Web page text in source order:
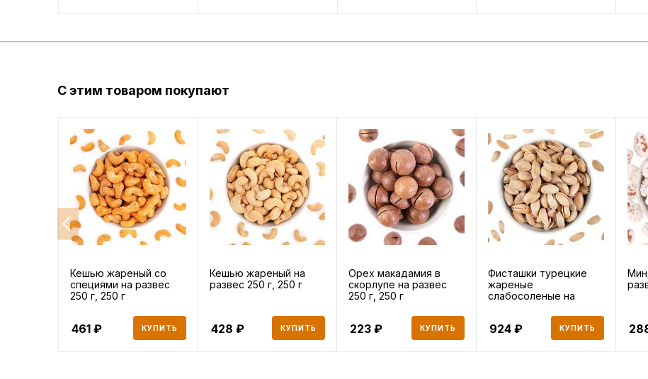
С этим товаром покупают
Кешью жареный со
специями на развес
250 г, 250 г
461 КУПИТЬ
Кешью жареный на
развес 250 г, 250 г
428 КУПИТЬ
Орех макадамия в
скорлупе на развес
250 г, 250 г
223 КУПИТЬ
Фисташки турецкие
жареные
слабосоленые на
924 КУПИТЬ